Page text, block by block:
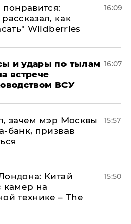
как
Wildberries
16:09
и удары по тылам
встрече
ВСУ
16:07
зачем мэр Москвы
банк, призвав
15:57
Китай
камер на
технике – The
15:50